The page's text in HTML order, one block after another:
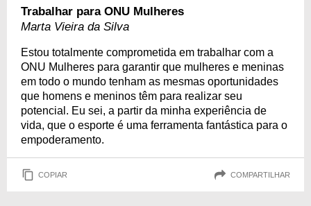
Trabalhar para ONU Mulheres
Marta Vieira da Silva
Estou totalmente comprometida em trabalhar com a
ONU Mulheres para garantir que mulheres e meninas
em todo o mundo tenham as mesmas oportunidades
que homens e meninos têm para realizar seu
potencial. Eu sei, a partir da minha experiência de
vida, que o esporte é uma ferramenta fantástica para o
empoderamento.
COPIAR COMPARTILHAR